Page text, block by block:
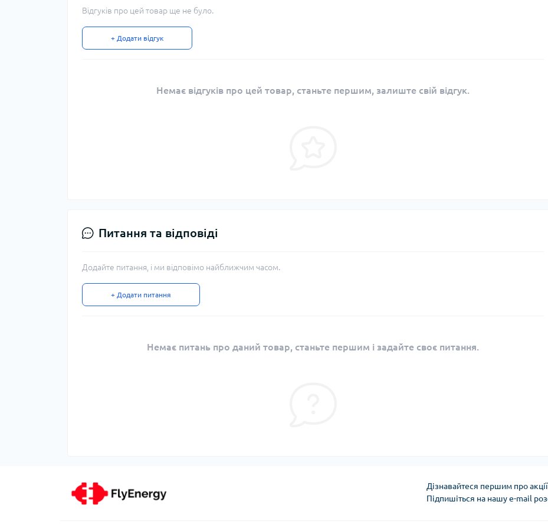
Відгуків про цей товар ще не було.
+ Додати відгук
Немає відгуків про цей товар, станьте першим, залиште свій відгук.
Питання та відповіді
Додайте питання, і ми відповімо найближчим часом.
+ Додати питання
Немає питань про даний товар, станьте першим і задайте своє питання.
Дізнавайтеся першим про
Підпишіться на нашу e-mail